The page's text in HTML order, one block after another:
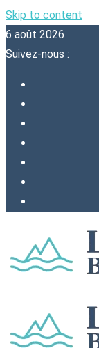
Skip to content
6 août 2026
Suivez-nous :